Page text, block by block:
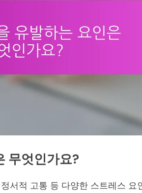
무엇인가요?
서적 고통 등 다양한 스트레스 요